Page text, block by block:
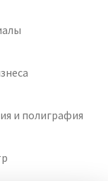
и полиграфия